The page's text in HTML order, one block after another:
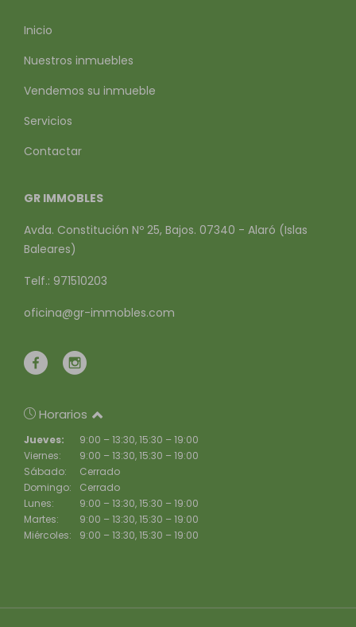
Inicio
Nuestros inmuebles
Vendemos su inmueble
Servicios
Contactar
GR IMMOBLES
Avda. Constitución Nº 25, Bajos. 07340 - Alaró (Islas
Baleares)
Telf.: 971510203
oficina@gr-immobles.com
Horarios
Jueves:
9:00 – 13:30, 15:30 – 19:00
Viernes:
9:00 – 13:30, 15:30 – 19:00
Sábado:
Cerrado
Domingo:
Cerrado
Lunes:
9:00 – 13:30, 15:30 – 19:00
Martes:
9:00 – 13:30, 15:30 – 19:00
Miércoles:
9:00 – 13:30, 15:30 – 19:00